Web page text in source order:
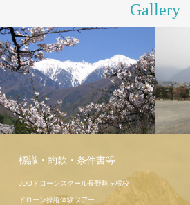
Gallery
標識・約款・条件書等
JDOドローンスクール長野駒ヶ根校
ドローン操縦体験ツアー